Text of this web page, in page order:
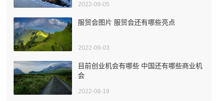
2022-09-05
服贸会图片 服贸会还有哪些亮点
2022-09-03
目前创业机会有哪些 中国还有哪些商业机
会
2022-08-19